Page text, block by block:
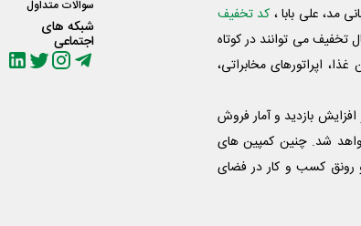
مد، علی‌ بابا ، کد تخفیف
تخفیف می توانند در کوتاه
اپراتورهای مخابراتی،
بازدید و آمار فروش
شد. چنین کمپین های
رونق کسب و کار در فضای
سوالات متداول
شبکه های
اجتماعی